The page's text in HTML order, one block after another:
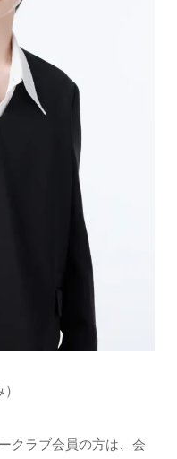
クラブ会員の方は、会